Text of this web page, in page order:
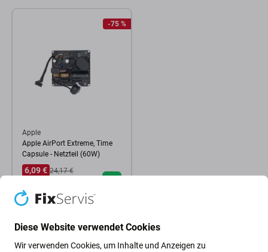
-75 %
Apple
Apple AirPort Extreme, Time
Capsule - Netzteil (60W)
6,09 € 24,17 €
Diese Website verwendet Cookies
Wir verwenden Cookies, um Inhalte und Anzeigen zu